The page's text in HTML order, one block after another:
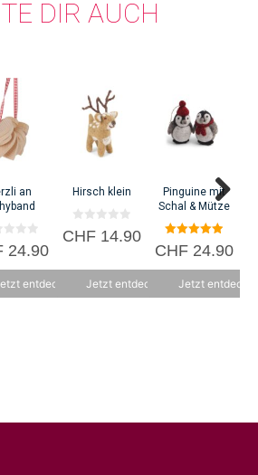
DIR AUCH
an
24.90
entdecken
Hirsch klein
0
v
CHF14.90
Jetzt entdecken
Pinguine mit
Schal & Mütze
5.00
von 5
CHF24.90
Jetzt